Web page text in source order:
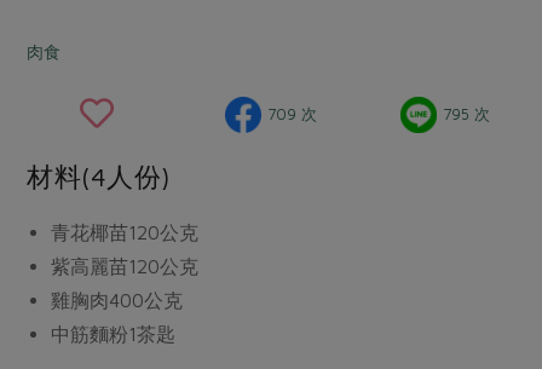
調理食材・點心
休閒零嘴
保健食品
居家好物
湯品．鍋物
涼拌沙拉
飲品
合作25-經典快閃最後一週
合作25-精選產品第四彈
議題活動
主婦聯盟X樂齡網特約優惠案
30%rPET紅烏龍茶
關注議題
減硝酸鹽 惜食
廢核運動
減添加物
公益金
更多議題
產品檢驗
自主把關
硝酸鹽檢驗
社員權益
合作社法規
肉食
709 次 795 次
材料(4人份)
青花椰苗120公克
紫高麗苗120公克
雞胸肉400公克
中筋麵粉1茶匙